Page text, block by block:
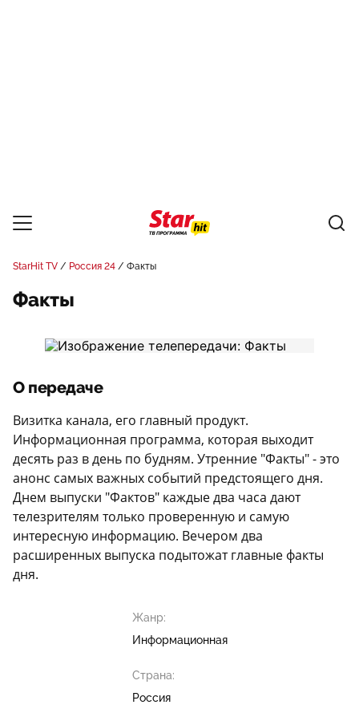
StarHit TV Россия 24 Факты
Факты
О передаче
Визитка канала, его главный продукт.
Информационная программа, которая выходит
десять раз в день по будням. Утренние "Факты" - это
анонс самых важных событий предстоящего дня.
Днем выпуски "Фактов" каждые два часа дают
телезрителям только проверенную и самую
интересную информацию. Вечером два
расширенных выпуска подытожат главные факты
дня.
Жанр:
Информационная
Страна:
Россия